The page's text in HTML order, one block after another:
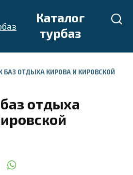
Каталог
турбаз
БАЗ ОТДЫХА КИРОВА И КИРОВСКОЙ
отдыха